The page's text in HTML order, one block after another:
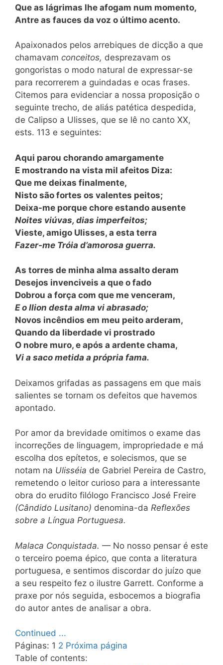
Que as lágrimas lhe afogam num momento,
Antre as fauces da voz o último acento.
Apaixonados pelos arrebiques de dicção a que
chamavam conceitos, desprezavam os
gongoristas o modo natural de expressar-se
para recorrerem a guindadas e ocas frases.
Citemos para evidenciar a nossa proposição o
seguinte trecho, de aliás patética despedida,
de Calipso a Ulisses, que se lê no canto XX,
ests. 113 e seguintes:
Aqui parou chorando amargamente
E mostrando na vista mil afeitos Diza:
Que me deixas finalmente,
Nisto são fortes os valentes peitos;
Deixa-me porque chore estando ausente
Noites viúvas, dias imperfeitos;
Vieste, amigo Ulisses, a esta terra
Fazer-me Tróia d’amorosa guerra.
As torres de minha alma assalto deram
Desejos invenciveis a que o fado
Dobrou a força com que me venceram,
E o Ilion desta alma vi abrasado;
Novos incêndios em meu peito arderam,
Quando da liberdade vi prostrado
O nobre muro, e após a ardente chama,
Vi a saco metida a própria fama.
Deixamos grifadas as passagens em que mais
salientes se tornam os defeitos que havemos
apontado.
Por amor da brevidade omitimos o exame das
incorreções de linguagem, impropriedade e má
escolha dos epítetos, e solecismos, que se
notam na Ulisséia de Gabriel Pereira de Castro,
remetendo o leitor curioso para a interessante
obra do erudito filólogo Francisco José Freire
(Cândido Lusitano) denomina-da Reflexões
sobre a Língua Portuguesa.
Malaca Conquistada. — No nosso pensar é este
o terceiro poema épico, que conta a literatura
portuguesa, e sentimos discordar do juízo que
a seu respeito fez o ilustre Garrett. Conforme a
praxe por nós seguida, esbocemos a biografia
do autor antes de analisar a obra.
Continued ...
Páginas: 1 2 Próxima página
Table of contents: